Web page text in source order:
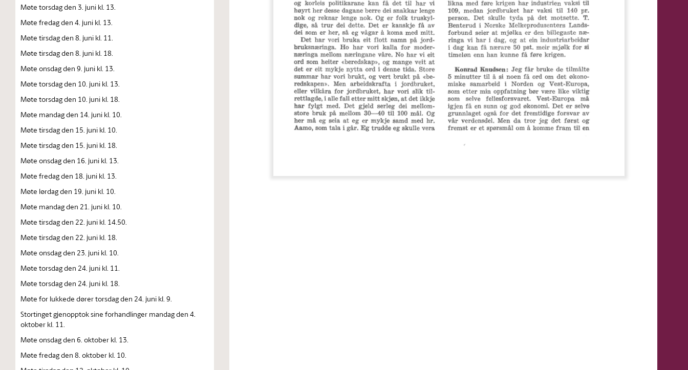
Møte torsdag den 3. juni kl. 13.
Møte fredag den 4. juni kl. 13.
Møte tirsdag den 8. juni kl. 11.
Møte tirsdag den 8. juni kl. 18.
Møte onsdag den 9. juni kl. 13.
Møte torsdag den 10. juni kl. 13.
Møte torsdag den 10. juni kl. 18.
Møte mandag den 14. juni kl. 10.
Møte tirsdag den 15. juni kl. 10.
Møte tirsdag den 15. juni kl. 18.
Møte onsdag den 16. juni kl. 13.
Møte fredag den 18. juni kl. 13.
Møte lørdag den 19. juni kl. 10.
Møte mandag den 21. juni kl. 10.
Møte tirsdag den 22. juni kl. 14.50.
Møte tirsdag den 22. juni kl. 18.
Møte onsdag den 23. juni kl. 10.
Møte torsdag den 24. juni kl. 11.
Møte torsdag den 24. juni kl. 18.
Møte for lukkede dører torsdag den 24. juni kl. 9.
Stortinget gjenopptok sine forhandlinger mandag den 4.
oktober kl. 11.
Møte onsdag den 6. oktober kl. 13.
Møte fredag den 8. oktober kl. 10.